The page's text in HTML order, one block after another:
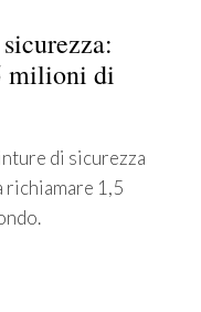
milioni di
di sicurezza
1,5